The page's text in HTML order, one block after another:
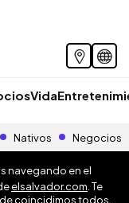
Vida
Nativos Negocios
navegando en el
elsalvador.com . Te
coincidimos todos.